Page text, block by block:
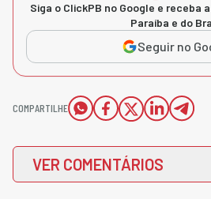
Siga o ClickPB no Google e receba
Paraíba e do
Seguir no
COMPARTILHE
VER COMENTÁRIOS